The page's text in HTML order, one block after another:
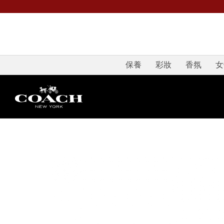
保養 彩妝 香氛